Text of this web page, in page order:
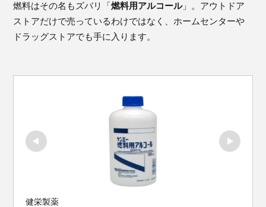
燃料はその名もズバリ「燃料用アルコール」。アウトドア
ストアだけで売っているわけではなく、ホームセンターや
ドラッグストアでも手に入ります。
健栄製薬